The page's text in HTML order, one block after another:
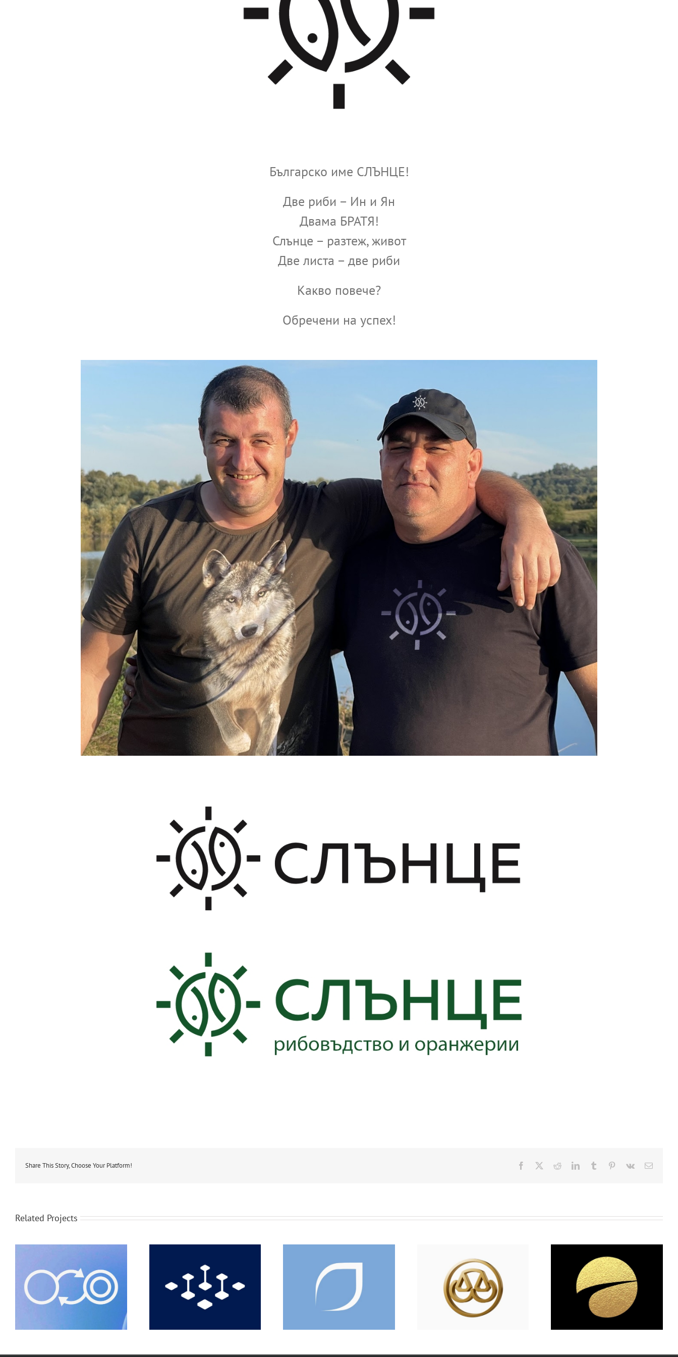
Българско име СЛЪНЦЕ!
Две риби – Ин и Ян
Двама БРАТЯ!
Слънце – разтеж, живот
Две листа – две риби
Какво повече?
Обречени на успех!
Share This Story, Choose Your Platform! Facebook RedditLinkedInTumblr Pinterest
Vk Email
Related Projects